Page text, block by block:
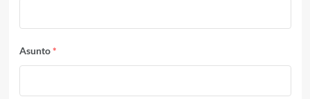
Asunto *